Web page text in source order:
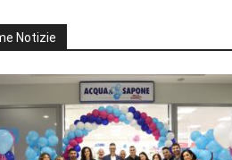
Notizie